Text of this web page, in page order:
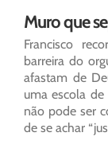
Muro que
Francisco
barreira do
afastam de
uma escola
não pode ser
de se achar